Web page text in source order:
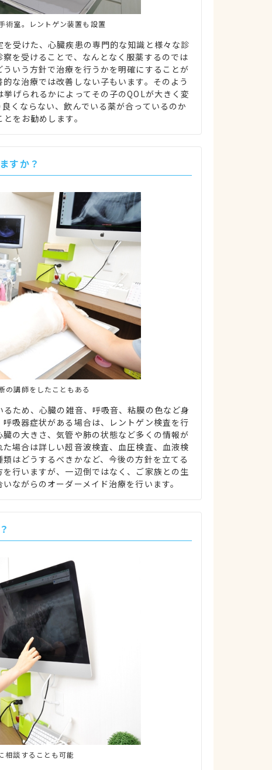
術室。レントゲン装置も設置
受けた、心臓疾患の専門的な知識と様々な診
を受けることで、なんとなく服薬するのでは
いう方針で治療を行うかを明確にすることが
な治療では改善しない子もいます。そのよう
げられるかによってその子のQOLが大きく変
くならない、飲んでいる薬が合っているのか
をお勧めします。
すか？
の講師をしたこともある
ため、心臓の雑音、呼吸音、粘膜の色など身
吸器症状がある場合は、レントゲン検査を行
の大きさ、気管や肺の状態など多くの情報が
場合は詳しい超音波検査、血圧検査、血液検
はどうするべきかなど、今後の方針を立てる
行いますが、一辺倒ではなく、ご家族との生
ながらのオーダーメイド治療を行います。
相談することも可能